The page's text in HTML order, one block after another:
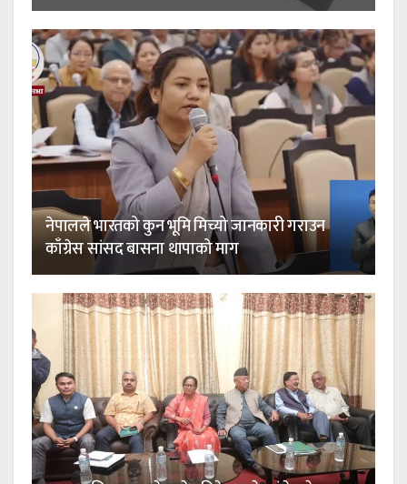
नेपालले भारतको कुन भूमि मिच्यो जानकारी गराउन
काँग्रेस सांसद बासना थापाको माग